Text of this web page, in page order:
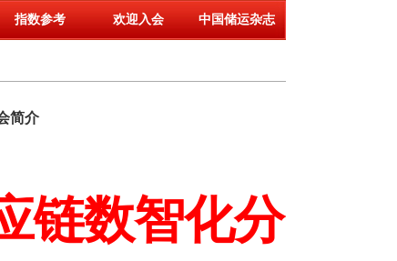
指数参考 欢迎入会 中国储运杂志
简介
链数智化分